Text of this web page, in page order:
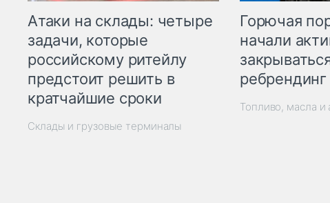
Атаки на склады: четыре
задачи, которые
российскому ритейлу
предстоит решить в
кратчайшие сроки
Склады и грузовые терминалы
Горючая
начали
ребрендинг
Топливо, масла и